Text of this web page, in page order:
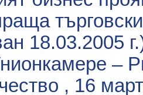
18.03.2005
–
, 16